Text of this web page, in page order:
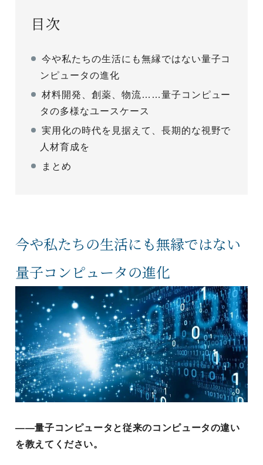
目次
今や私たちの生活にも無縁ではない量子コ
ンピュータの進化
材料開発、創薬、物流……量子コンピュー
タの多様なユースケース
実用化の時代を見据えて、長期的な視野で
人材育成を
まとめ
今や私たちの生活にも無縁ではない
量子コンピュータの進化
――量子コンピュータと従来のコンピュータの違い
を教えてください。